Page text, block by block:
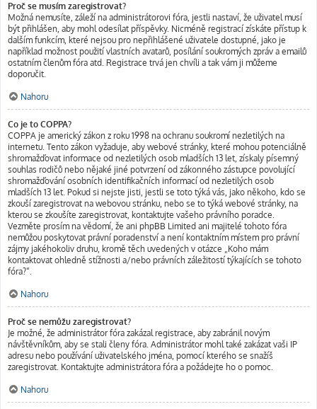
Proč se musím zaregistrovat?
Možná nemusíte, záleží na administrátorovi fóra, jestli nastaví, že uživatel musí
být přihlášen, aby mohl odesílat příspěvky. Nicméně registrací získáte přístup k
dalším funkcím, které nejsou pro nepřihlášené uživatele dostupné, jako je
například možnost použití vlastních avatarů, posílání soukromých zpráv a emailů
ostatním členům fóra atd. Registrace trvá jen chvíli a tak vám ji můžeme
doporučit.
Nahoru
Co je to COPPA?
COPPA je americký zákon z roku 1998 na ochranu soukromí nezletilých na
internetu. Tento zákon vyžaduje, aby webové stránky, které mohou potenciálně
shromažďovat informace od nezletilých osob mladších 13 let, získaly písemný
souhlas rodičů nebo nějaké jiné potvrzení od zákonného zástupce povolující
shromažďování osobních identifikačních informací od nezletilých osob
mladších 13 let. Pokud si nejste jisti, jestli se toto týká vás, jako někoho, kdo se
zkouší zaregistrovat na webovou stránku, nebo se to týká webové stránky, na
kterou se zkoušíte zaregistrovat, kontaktujte vašeho právního poradce.
Vezměte prosím na vědomí, že ani phpBB Limited ani majitelé tohoto fóra
nemůžou poskytovat právní poradenství a není kontaktním místem pro právní
zájmy jakéhokoliv druhu, kromě těch uvedených v otázce „Koho mám
kontaktovat ohledně stížnosti a/nebo právních záležitostí týkajících se tohoto
fóra?“.
Nahoru
Proč se nemůžu zaregistrovat?
Je možné, že administrátor fóra zakázal registrace, aby zabránil novým
návštěvníkům, aby se stali členy fóra. Administrátor mohl také zakázat vaši IP
adresu nebo používání uživatelského jména, pomocí kterého se snažíš
zaregistrovat. Kontaktujte administrátora fóra a požádejte ho o pomoc.
Nahoru